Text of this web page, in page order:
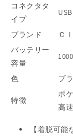
リ
ー
ケ
ブ
ル
[薄
18mm]
[
コネクタタ
イプ
ブランド
Ｃ
バッテリー
容量
色 ブ
特徴
ポ
高
【着脱可